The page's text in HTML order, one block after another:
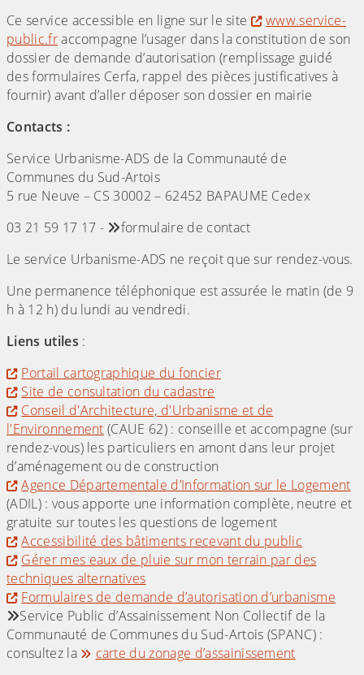
Ce service accessible en ligne sur le site
www.service-
public.fraccompagne l’usager dans la constitution de son
dossier de demande d’autorisation (remplissage guidé
des formulaires Cerfa, rappel des pièces justificatives à
fournir) avant d’aller déposer son dossier en mairie
Contacts :
Service Urbanisme-ADS de la Communauté de
Communes du Sud-Artois
5 rue Neuve – CS 30002 – 62452 BAPAUME Cedex
03 21 59 17 17 -
formulaire de contact
Le service Urbanisme-ADS ne reçoit que sur rendez-vous.
Une permanence téléphonique est assurée le matin (de 9
h à 12 h) du lundi au vendredi.
Liens utiles :
Portail cartographique du foncier
Site de consultation du cadastre
Conseil d'Architecture, d'Urbanisme et de
l'Environnement (CAUE 62) : conseille et accompagne (sur
rendez-vous) les particuliers en amont dans leur projet
d’aménagement ou de construction
Agence Départementale d’Information sur le Logement
(ADIL) : vous apporte une information complète, neutre et
gratuite sur toutes les questions de logement
Accessibilité des bâtiments recevant du public
Gérer mes eaux de pluie sur mon terrain par des
techniques alternatives
Formulaires de demande d’autorisation d’urbanisme
Service Public d’Assainissement Non Collectif de la
Communauté de Communes du Sud-Artois (SPANC) :
consultez la
carte du zonage d’assainissement